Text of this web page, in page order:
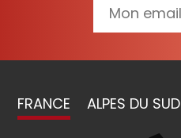
FRANCE ALPES DU SUD